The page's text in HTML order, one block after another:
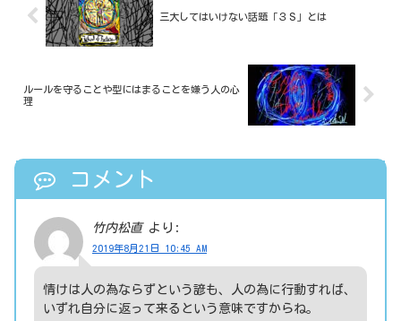
三大してはいけない話題「３Ｓ」とは
ルールを守ることや型にはまることを嫌う人の心
理
コメント
竹内松直 より:
2019年8月21日 10:45 AM
情けは人の為ならずという諺も、人の為に行動すれば、
いずれ自分に返って来るという意味ですからね。